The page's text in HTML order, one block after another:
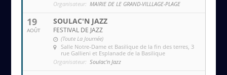
Organisateur: MAIRIE DE LE GRAND-VILLLAGE-PLAGE
19
AOÛT
SOULAC'N JAZZ
FESTIVAL DE JAZZ
(Toute La Journée)
Salle Notre-Dame et Basilique de la fin des terres , 3
rue Gallieni et Esplanade de la Basilique
Organisateur: Soulac'n Jazz